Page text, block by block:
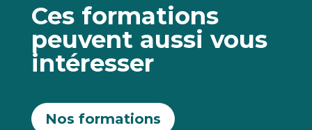
Ces formations
peuvent aussi vous
intéresser
Nos formations